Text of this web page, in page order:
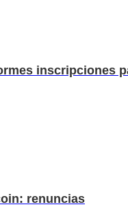
inscripciones
renuncias